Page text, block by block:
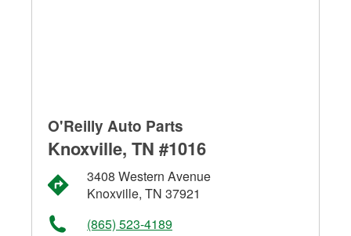
O'Reilly Auto Parts
Knoxville, TN #1016
3408 Western Avenue
Knoxville, TN 37921
(865) 523-4189